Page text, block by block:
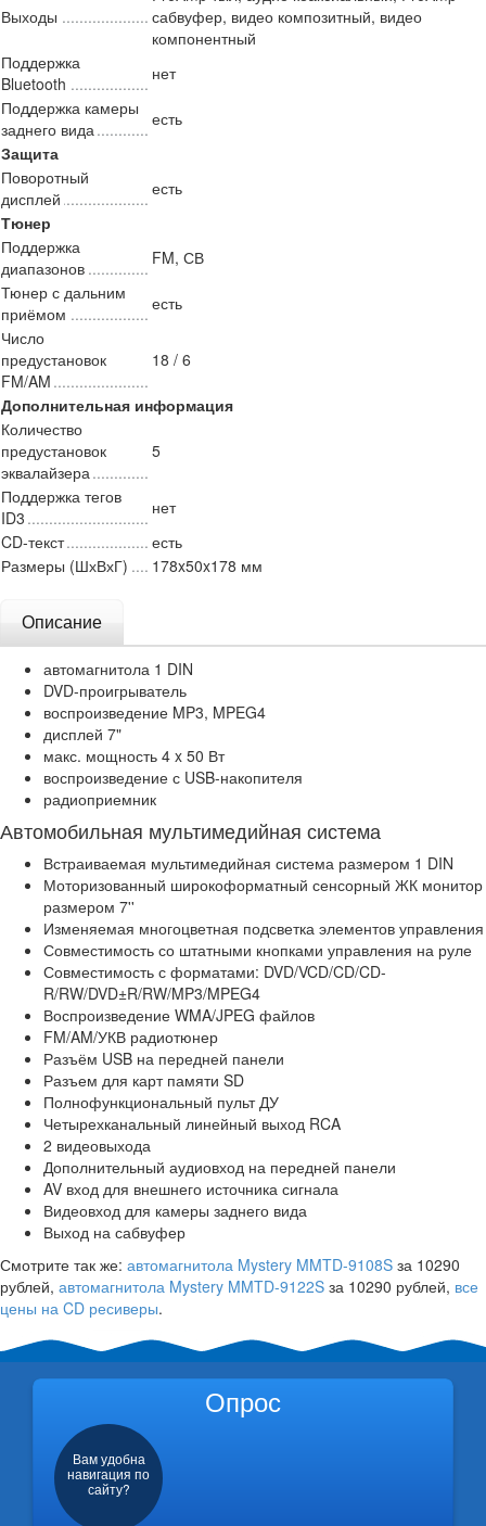
Выходы
сабвуфер, видео композитный, видео
компонентный
Поддержка
Bluetooth
нет
Поддержка камеры
заднего вида
есть
Защита
Поворотный
дисплей
есть
Тюнер
Поддержка
диапазонов
FM, СВ
Тюнер с дальним
приёмом
есть
Число
предустановок
FM/AM
18 / 6
Дополнительная информация
Количество
предустановок
эквалайзера
5
Поддержка тегов
ID3
нет
CD-текст
есть
Размеры (ШхВхГ)
178x50x178 мм
Описание
автомагнитола 1 DIN
DVD-проигрыватель
воспроизведение MP3, MPEG4
дисплей 7"
макс. мощность 4 x 50 Вт
воспроизведение с USB-накопителя
радиоприемник
Автомобильная мультимедийная система
Встраиваемая мультимедийная система размером 1 DIN
Моторизованный широкоформатный сенсорный ЖК монитор
размером 7''
Изменяемая многоцветная подсветка элементов управления
Совместимость со штатными кнопками управления на руле
Совместимость с форматами: DVD/VCD/CD/CD-
R/RW/DVD±R/RW/MP3/MPEG4
Воспроизведение WMA/JPEG файлов
FM/AM/УКВ радиотюнер
Разъём USB на передней панели
Разъем для карт памяти SD
Полнофункциональный пульт ДУ
Четырехканальный линейный выход RCA
2 видеовыхода
Дополнительный аудиовход на передней панели
AV вход для внешнего источника сигнала
Видеовход для камеры заднего вида
Выход на сабвуфер
Смотрите так же: автомагнитола Mystery MMTD-9108S за 10290
рублей, автомагнитола Mystery MMTD-9122S за 10290 рублей, все
цены на CD ресиверы.
Опрос
Вам удобна
навигация по
сайту?